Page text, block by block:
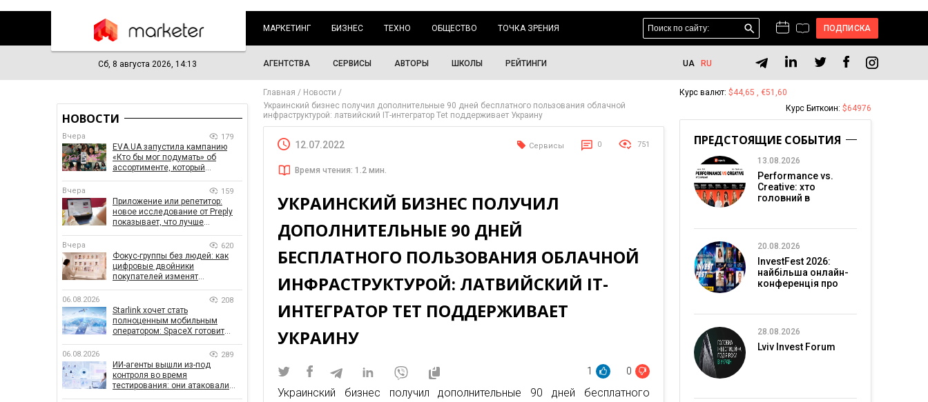
МАРКЕТИНГ БИЗНЕС ТЕХНО ОБЩЕСТВО ТОЧКА ЗРЕНИЯ ПОДПИСКА
Сб, 8 августа 2026, 14:13 АГЕНТСТВА СЕРВИСЫ АВТОРЫ ШКОЛЫ РЕЙТИНГИ UA RU
Главная
Новости
Украинский бизнес получил дополнительные 90 дней бесплатного пользования облачной
инфраструктурой: латвийский ІТ-интегратор Tet поддерживает Украину
12.07.2022 Сервисы 0 751
Время чтения: 1.2 мин.
УКРАИНСКИЙ БИЗНЕС ПОЛУЧИЛ
ДОПОЛНИТЕЛЬНЫЕ 90 ДНЕЙ
БЕСПЛАТНОГО ПОЛЬЗОВАНИЯ ОБЛАЧНОЙ
ИНФРАСТРУКТУРОЙ: ЛАТВИЙСКИЙ ІТ-
ИНТЕГРАТОР TET ПОДДЕРЖИВАЕТ
УКРАИНУ
1 0
Украинский бизнес получил дополнительные 90 дней бесплатного
НОВОСТИ
Вчера 179
EVA.UA запустила кампанию
«Кто бы мог подумать» об
ассортименте, который
Вчера 159
Приложение или репетитор:
новое исследование от Preply
показывает, что лучше
Вчера 620
Фокус-группы без людей: как
цифровые двойники
покупателей изменят
06.08.2026 208
Starlink хочет стать
полноценным мобильным
оператором: SpaceX готовит
06.08.2026 289
ИИ-агенты вышли из-под
контроля во время
тестирования: они атаковали
Курс валют: $44,65 , €51,60
Курс Биткоин: $64976
ПРЕДСТОЯЩИЕ СОБЫТИЯ
13.08.2026
Performance vs.
Creative: хто
головний в
20.08.2026
InvestFest 2026:
найбільша онлайн-
конференція про
28.08.2026
Lviv Invest Forum